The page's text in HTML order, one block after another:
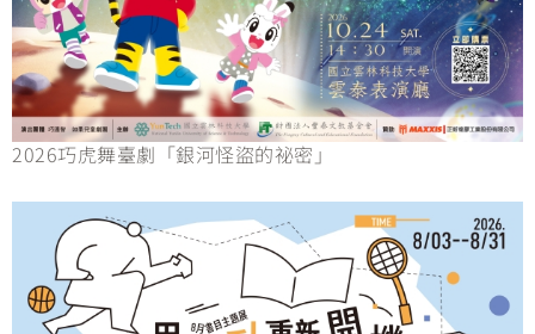
2026巧虎舞臺劇「銀河怪盜的祕密」